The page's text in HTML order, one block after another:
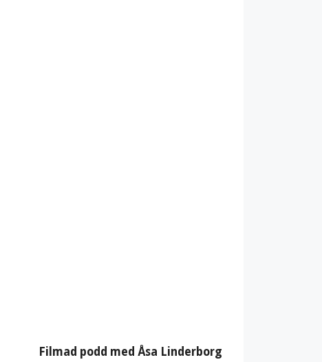
Filmad podd med Åsa Linderborg